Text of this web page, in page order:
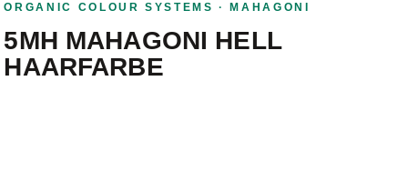
ORGANIC COLOUR SYSTEMS · MAHAGONI
5MH MAHAGONI HELL
HAARFARBE